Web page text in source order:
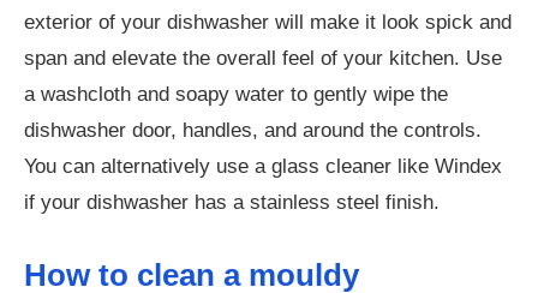
exterior of your dishwasher will make it look spick and
span and elevate the overall feel of your kitchen. Use
a washcloth and soapy water to gently wipe the
dishwasher door, handles, and around the controls.
You can alternatively use a glass cleaner like Windex
if your dishwasher has a stainless steel finish.
How to clean a mouldy